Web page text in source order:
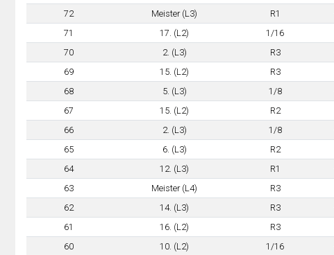
72
Meister (L3) R1
71
17. (L2) 1/16
70
2. (L3) R3
69
15. (L2) R3
68
5. (L3) 1/8
67
15. (L2) R2
66
2. (L3) 1/8
65
6. (L3) R2
64
12. (L3) R1
63
Meister (L4) R3
62
14. (L3) R3
61
16. (L2) R3
60
10. (L2) 1/16